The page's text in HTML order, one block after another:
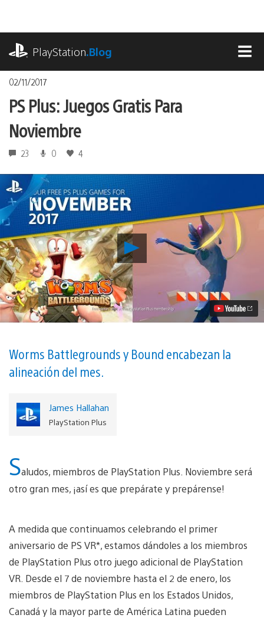
contenido
PlayStation.Blog
02/11/2017
PS Plus: Juegos Gratis Para
Noviembre
23 0 4
Reproducir
Plus:
Para
Noviembre
Video
Worms Battlegrounds y Bound encabezan la
alineación del mes.
James Hallahan
PlayStation Plus
Saludos, miembros de PlayStation Plus. Noviembre será
otro gran mes, ¡así es que prepárate y prepárense!
A medida que continuamos celebrando el primer
aniversario de PS VR*, estamos dándoles a los miembros
de PlayStation Plus otro juego adicional de PlayStation
VR. Desde el 7 de noviembre hasta el 2 de enero, los
miembros de PlayStation Plus en los Estados Unidos,
Canadá y la mayor parte de América Latina pueden